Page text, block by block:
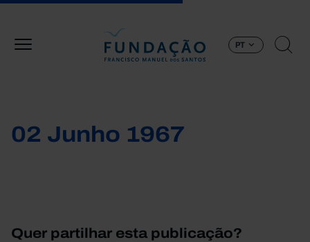
PT
02 Junho 1967
Quer partilhar esta publicação?